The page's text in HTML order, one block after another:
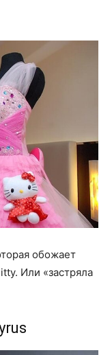
обожает
Или «застряла